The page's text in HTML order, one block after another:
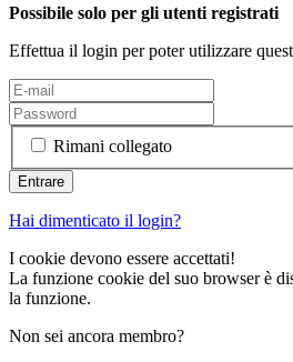
Possibile solo per gli utenti registrati
Effettua il login per poter utilizzare
Rimani collegato
Hai dimenticato il login?
I cookie devono essere accettati!
La funzione cookie del suo browser è
la funzione.
Non sei ancora membro?